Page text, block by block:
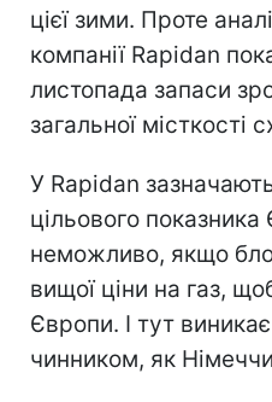
цієї зими. Проте
компанії Rapidan
листопада запаси
загальної місткості
У Rapidan
цільового
неможливо, якщо
вищої ціни на газ,
Європи. І тут
чинником, як